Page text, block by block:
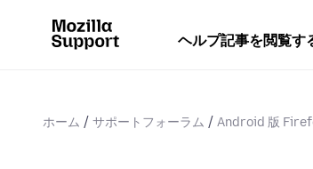
ヘルプ記事を閲覧す
ホーム サポートフォーラム Android 版